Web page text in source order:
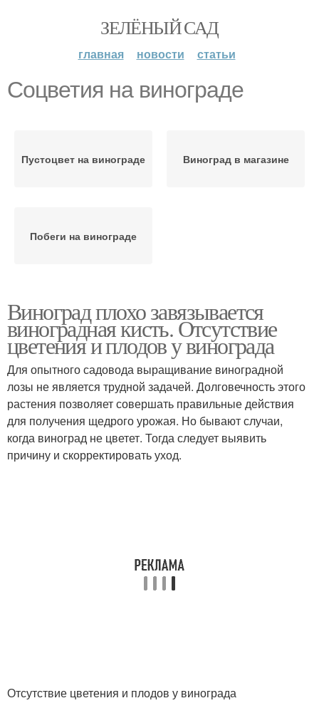
ЗЕЛЁНЫЙ САД
главная новости статьи
Соцветия на винограде
Пустоцвет на винограде Виноград в магазине
Побеги на винограде
Виноград плохо завязывается
виноградная кисть. Отсутствие
цветения и плодов у винограда
Для опытного садовода выращивание виноградной
лозы не является трудной задачей. Долговечность этого
растения позволяет совершать правильные действия
для получения щедрого урожая. Но бывают случаи,
когда виноград не цветет. Тогда следует выявить
причину и скорректировать уход.
Отсутствие цветения и плодов у винограда